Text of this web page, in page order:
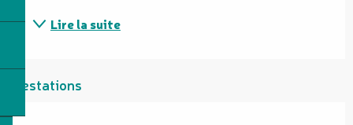
Lire la suite
Prestations